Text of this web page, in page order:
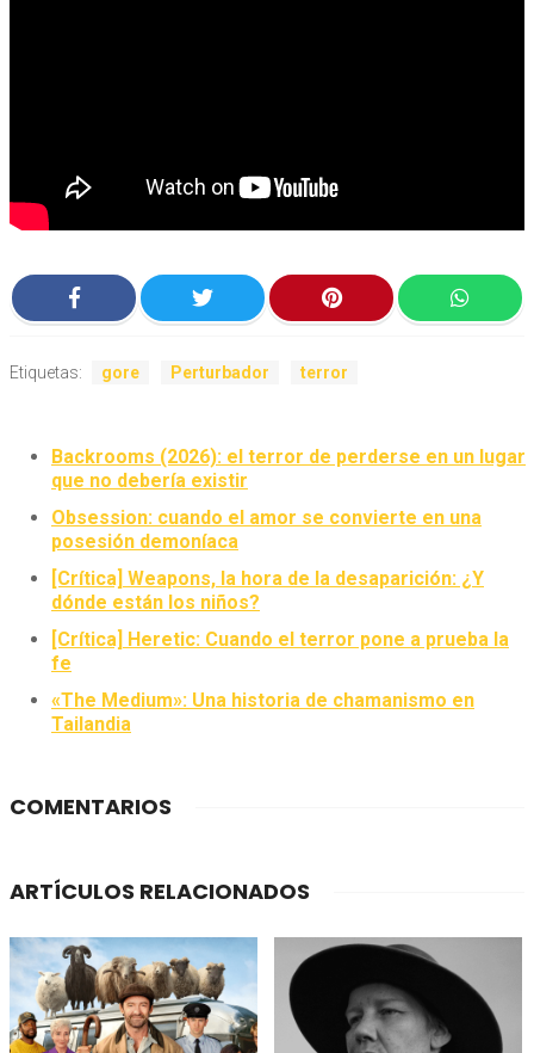
Etiquetas: gore Perturbador terror
Backrooms (2026): el terror de perderse en un lugar
que no debería existir
Obsession: cuando el amor se convierte en una
posesión demoníaca
[Crítica] Weapons, la hora de la desaparición: ¿Y
dónde están los niños?
[Crítica] Heretic: Cuando el terror pone a prueba la
fe
«The Medium»: Una historia de chamanismo en
Tailandia
COMENTARIOS
ARTÍCULOS RELACIONADOS